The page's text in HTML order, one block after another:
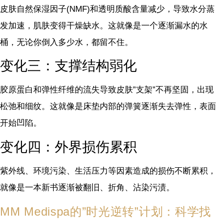
皮肤自然保湿因子(NMF)和透明质酸含量减少，导致水分蒸
发加速，肌肤变得干燥缺水。这就像是一个逐渐漏水的水
桶，无论你倒入多少水，都留不住。
变化三：支撑结构弱化
胶原蛋白和弹性纤维的流失导致皮肤”支架”不再坚固，出现
松弛和细纹。这就像是床垫内部的弹簧逐渐失去弹性，表面
开始凹陷。
变化四：外界损伤累积
紫外线、环境污染、生活压力等因素造成的损伤不断累积，
就像是一本新书逐渐被翻旧、折角、沾染污渍。
MM Medispa的”时光逆转”计划：科学找